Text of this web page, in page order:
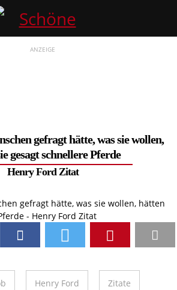
ANZEIGE
gefragt hätte, was sie wollen,
gesagt schnellere Pferde
Henry Ford Zitat
Henry Ford Zitate